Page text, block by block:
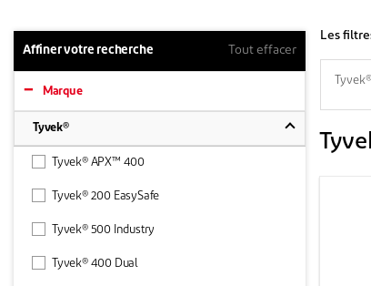
Affiner votre recherche Tout effacer
Marque
Tyvek®
Tyvek® APX™ 400
Tyvek® 200 EasySafe
Tyvek® 500 Industry
Tyvek® 400 Dual
Les